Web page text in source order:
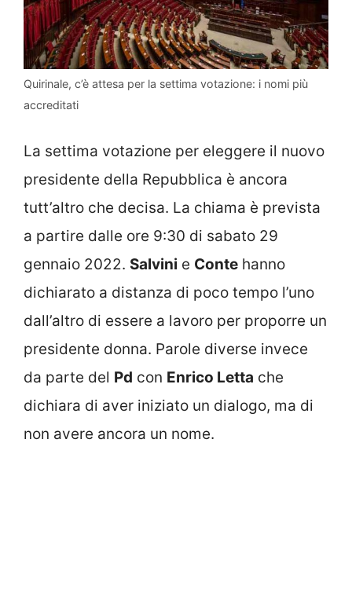
Quirinale, c’è attesa per la settima votazione: i nomi più
accreditati
La settima votazione per eleggere il nuovo
presidente della Repubblica è ancora
tutt’altro che decisa. La chiama è prevista
a partire dalle ore 9:30 di sabato 29
gennaio 2022. Salvini e Conte hanno
dichiarato a distanza di poco tempo l’uno
dall’altro di essere a lavoro per proporre un
presidente donna. Parole diverse invece
da parte del Pd con Enrico Letta che
dichiara di aver iniziato un dialogo, ma di
non avere ancora un nome.